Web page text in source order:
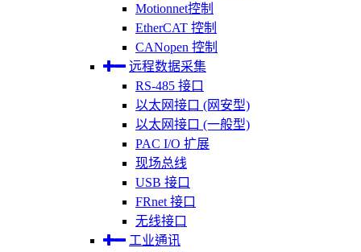
Motionnet控制
EtherCAT 控制
CANopen 控制
远程数据采集
RS-485 接口
以太网接口 (网安型)
以太网接口 (一般型)
PAC I/O 扩展
现场总线
USB 接口
FRnet 接口
无线接口
工业通讯